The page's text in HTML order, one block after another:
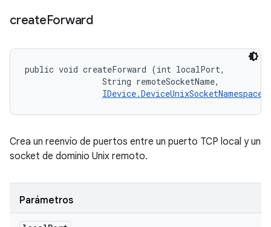
createForward
public void createForward (int localPort,
                String remoteSocketName,
IDevice.DeviceUnixSocketNamespace
Crea un reenvío de puertos entre un puerto TCP local y un
socket de dominio Unix remoto.
Parámetros